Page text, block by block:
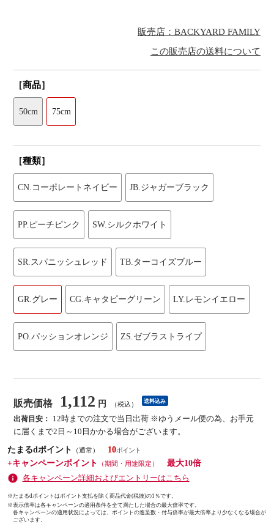
販売店：BACKYARD FAMILY
この販売店の送料について
［商品］
50cm 75cm
［種類］
CN.コーポレートネイビー JB.ジャガーブラック
PP.ピーチピンク SW.シルクホワイト
SR.スパニッシュレッド TB.ターコイズブルー
GR.グレー CG.キャタピーグリーン LY.レモンイエロー
PO.パッションオレンジ ZS.ゼブラストライプ
販売価格 1,112 円 （税込） 送料込み
出荷目安：
12時までの注文で当日出荷 ※ゆうメール便の為、お手元
に届くまで2日～10日かかる場合がございます。
たまるdポイント
（通常）
10
+キャンペーンポイント
（期間・用途限定）
最大10倍
各キャンペーン詳細およびエントリーはこちら
※たまるdポイントはポイント支払を除く商品代金(税抜)の1％です。
※表示倍率は各キャンペーンの適用条件を全て満たした場合の最大倍率です。
各キャンペーンの適用状況によっては、ポイントの進呈数・付与倍率が最大倍率より少なくなる場合が
ございます。